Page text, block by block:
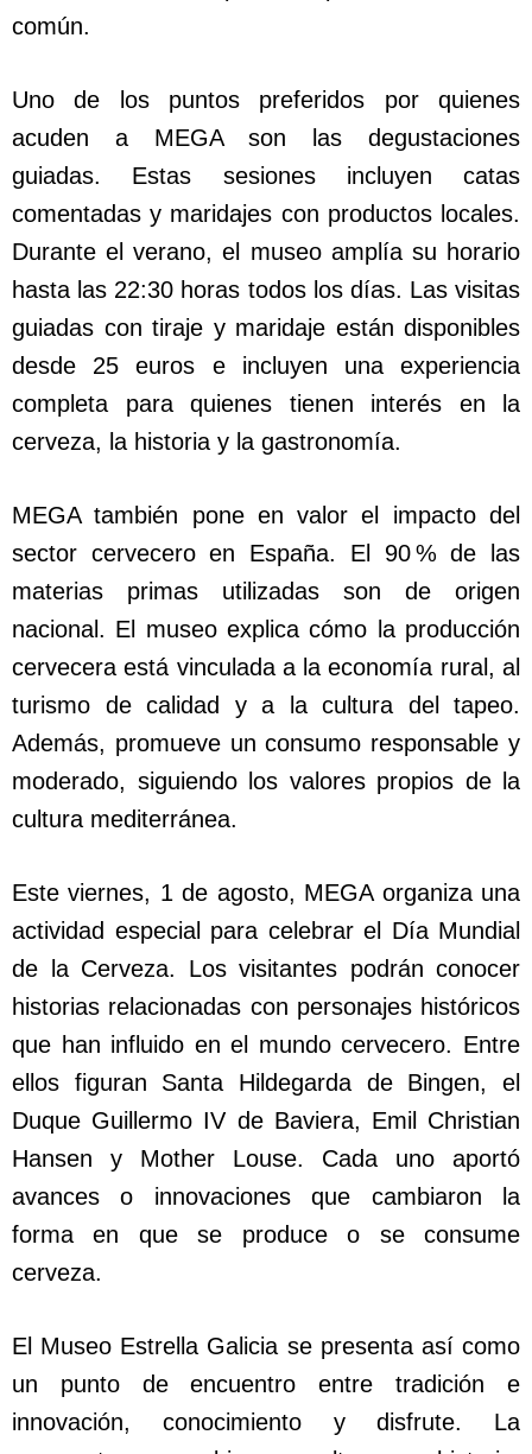
común.
Uno de los puntos preferidos por quienes
acuden a MEGA son las degustaciones
guiadas. Estas sesiones incluyen catas
comentadas y maridajes con productos locales.
Durante el verano, el museo amplía su horario
hasta las 22:30 horas todos los días. Las visitas
guiadas con tiraje y maridaje están disponibles
desde 25 euros e incluyen una experiencia
completa para quienes tienen interés en la
cerveza, la historia y la gastronomía.
MEGA también pone en valor el impacto del
sector cervecero en España. El 90 % de las
materias primas utilizadas son de origen
nacional. El museo explica cómo la producción
cervecera está vinculada a la economía rural, al
turismo de calidad y a la cultura del tapeo.
Además, promueve un consumo responsable y
moderado, siguiendo los valores propios de la
cultura mediterránea.
Este viernes, 1 de agosto, MEGA organiza una
actividad especial para celebrar el Día Mundial
de la Cerveza. Los visitantes podrán conocer
historias relacionadas con personajes históricos
que han influido en el mundo cervecero. Entre
ellos figuran Santa Hildegarda de Bingen, el
Duque Guillermo IV de Baviera, Emil Christian
Hansen y Mother Louse. Cada uno aportó
avances o innovaciones que cambiaron la
forma en que se produce o se consume
cerveza.
El Museo Estrella Galicia se presenta así como
un punto de encuentro entre tradición e
innovación, conocimiento y disfrute. La